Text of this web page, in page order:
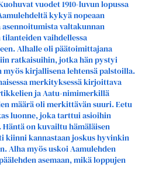
vuodet 1910-luvun lopussa
kykyä nopeaan
valtakunnan
vaihdellessa
Alhalle oli päätoimittajana
ratkaisuihin, jotka hän pystyi
myös kirjallisena lehtensä palstoilla.
merkityksessä kirjoittava
ja Aatu-nimimerkillä
määrä oli merkittävän suuri. Eetu
luonne, joka tarttui asioihin
on kuvailtu hämäläisen
kiinni kannastaan joskus hyvinkin
Alha myös uskoi Aamulehden
asemaan, mikä loppujen